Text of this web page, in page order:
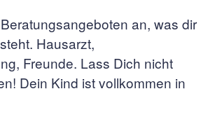
an, was dir
Hausarzt,
Freunde. Lass Dich nicht
Dein Kind ist vollkommen in